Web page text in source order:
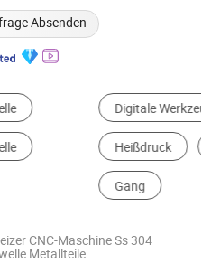
Absenden
Metallbearbeitungsmaschine
Metallschaft
CNC-Maschine Ss 304
Metallteile
Co., Ltd.